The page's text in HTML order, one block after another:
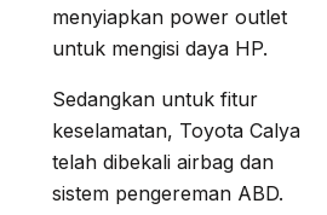
menyiapkan power outlet
untuk mengisi daya HP.
Sedangkan untuk fitur
keselamatan, Toyota Calya
telah dibekali airbag dan
sistem pengereman ABD.